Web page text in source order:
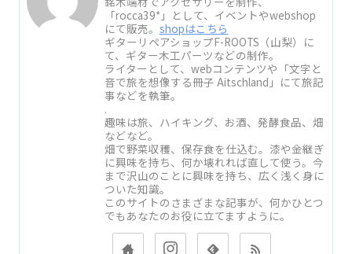
「rocca39*」として、イベントやwebshop
にて販売。 shopはこちら
ギターリペアショップF-ROOTS（山梨）に
て、ギター木工パーツなどの制作。
ライターとして、webコンテンツや「文字と
音で旅を想像する冊子 Aitschland」にて旅記
事などを執筆。
.
趣味は旅、ハイキング、お酒、発酵食品、畑
などなど。
畑で野菜収穫、保存食を仕込む。漆や金継ぎ
に興味を持ち、何か壊れれば直して使う。今
まで沢山のことに興味を持ち、広く浅く身に
ついた知識。
このサイトのさまざまな記事が、何かひとつ
でもあなたのお役に立てますように。